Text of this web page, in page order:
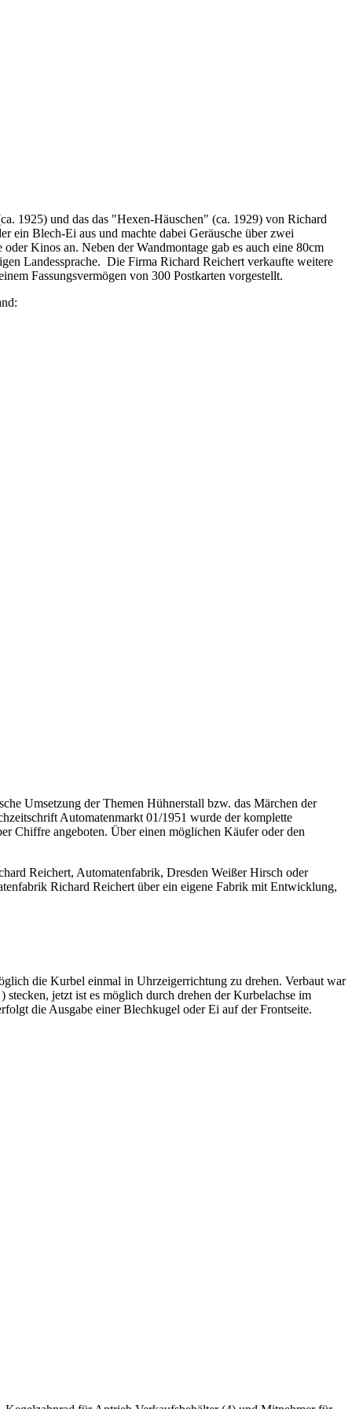
1925) und das das "Hexen-Häuschen" (ca. 1929) von Richard
ein Blech-Ei aus und machte dabei Geräusche über zwei
Kinos an. Neben der Wandmontage gab es auch eine 80cm
Landessprache. Die Firma Richard Reichert verkaufte weitere
Fassungsvermögen von 300 Postkarten vorgestellt.
Umsetzung der Themen Hühnerstall bzw. das Märchen der
Automatenmarkt 01/1951 wurde der komplette
Chiffre angeboten. Über einen möglichen Käufer oder den
Reichert, Automatenfabrik, Dresden Weißer Hirsch oder
Richard Reichert über ein eigene Fabrik mit Entwicklung,
die Kurbel einmal in Uhrzeigerrichtung zu drehen. Verbaut war
jetzt ist es möglich durch drehen der Kurbelachse im
die Ausgabe einer Blechkugel oder Ei auf der Frontseite.